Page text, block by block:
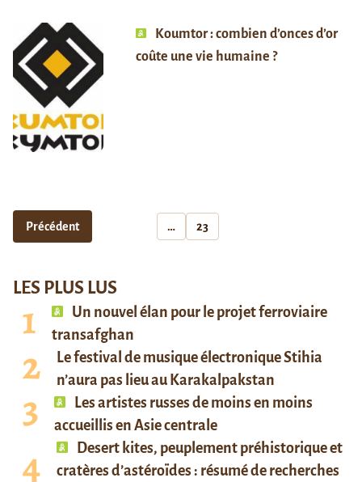
Koumtor : combien d’onces d’or
coûte une vie humaine ?
Précédent … 23
LES PLUS LUS
Un nouvel élan pour le projet ferroviaire
transafghan
Le festival de musique électronique Stihia
n’aura pas lieu au Karakalpakstan
Les artistes russes de moins en moins
accueillis en Asie centrale
Desert kites, peuplement préhistorique et
cratères d’astéroïdes : résumé de recherches